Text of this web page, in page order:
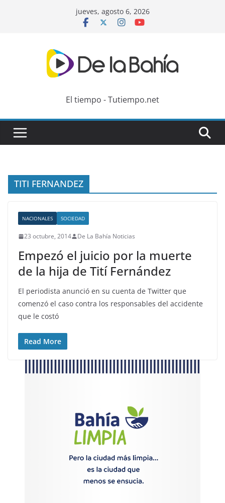
jueves, agosto 6, 2026
El tiempo - Tutiempo.net
TITI FERNANDEZ
NACIONALES SOCIEDAD
23 octubre, 2014 De La Bahía Noticias
Empezó el juicio por la muerte
de la hija de Tití Fernández
El periodista anunció en su cuenta de Twitter que
comenzó el caso contra los responsables del accidente
que le costó
Read More